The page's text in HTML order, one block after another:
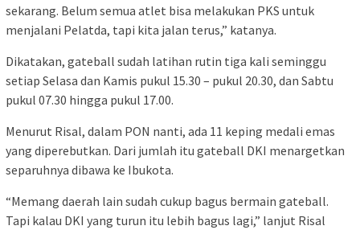
sekarang. Belum semua atlet bisa melakukan PKS untuk
menjalani Pelatda, tapi kita jalan terus,” katanya.
Dikatakan, gateball sudah latihan rutin tiga kali seminggu
setiap Selasa dan Kamis pukul 15.30 – pukul 20.30, dan Sabtu
pukul 07.30 hingga pukul 17.00.
Menurut Risal, dalam PON nanti, ada 11 keping medali emas
yang diperebutkan. Dari jumlah itu gateball DKI menargetkan
separuhnya dibawa ke Ibukota.
“Memang daerah lain sudah cukup bagus bermain gateball.
Tapi kalau DKI yang turun itu lebih bagus lagi,” lanjut Risal